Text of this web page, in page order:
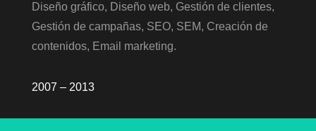
Diseño gráfico, Diseño web, Gestión de clientes,
Gestión de campañas, SEO, SEM, Creación de
contenidos, Email marketing.
2007 – 2013